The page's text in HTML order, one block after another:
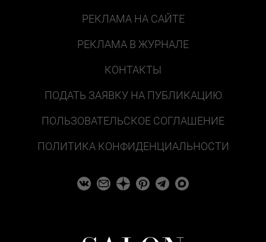
РЕКЛАМА НА САЙТЕ
РЕКЛАМА В ЖУРНАЛЕ
КОНТАКТЫ
ПОДАТЬ ЗАЯВКУ НА ПУБЛИКАЦИЮ
ПОЛЬЗОВАТЕЛЬСКОЕ СОГЛАШЕНИЕ
ПОЛИТИКА КОНФИДЕНЦИАЛЬНОСТИ